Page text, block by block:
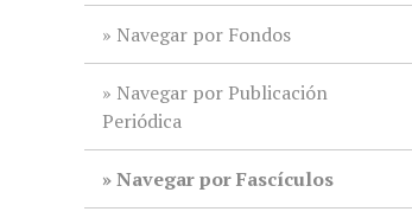
Navegar por Fondos
Navegar por Publicación
Periódica
Navegar por Fascículos